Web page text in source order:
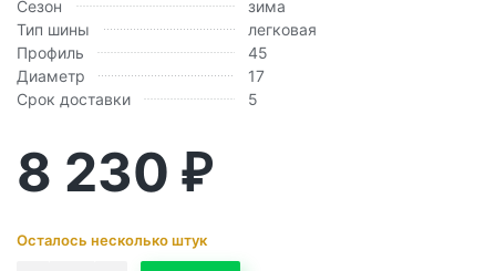
Сезон
зима
Тип шины
легковая
Профиль
45
Диаметр
17
Срок доставки
5
8 230 ₽
Осталось несколько штук